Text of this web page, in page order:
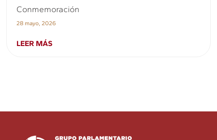
Conmemoración
28 mayo, 2026
LEER MÁS